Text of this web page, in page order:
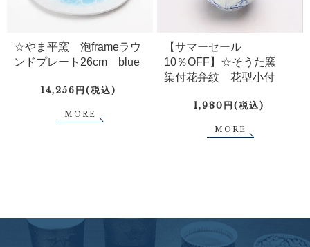
☆やま平窯 泡frameラウ
ンドプレート26cm blue
14,256円(税込)
MORE
【サマーセール
10％OFF】☆そうた窯
染付花弁紋 花型小付
1,980円(税込)
MORE